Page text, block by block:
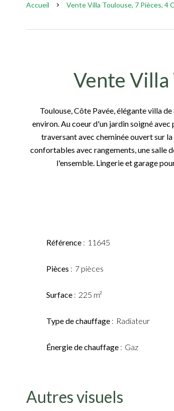
Accueil Vente Villa Toulouse, 7 Pièces, 4
Vente Villa
Toulouse, Côte Pavée, élégante villa
environ. Au coeur d'un jardin soigné avec
traversant avec cheminée ouvert sur
confortables avec rangements, une salle
l'ensemble. Lingerie et garage
Référence 11645
Pièces 7 pièces
Surface 225 m²
Type de chauffage Radiateur
Énergie de chauffage Gaz
Autres visuels